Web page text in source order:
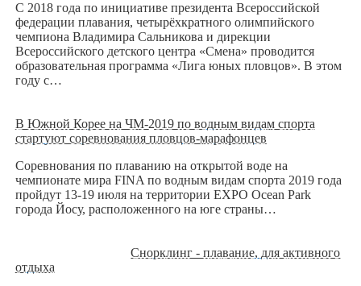
С 2018 года по инициативе президента Всероссийской
федерации плавания, четырёхкратного олимпийского
чемпиона Владимира Сальникова и дирекции
Всероссийского детского центра «Смена» проводится
образовательная программа «Лига юных пловцов». В этом
году с…
В Южной Корее на ЧМ-2019 по водным видам спорта
стартуют соревнования пловцов-марафонцев
Соревнования по плаванию на открытой воде на
чемпионате мира FINA по водным видам спорта 2019 года
пройдут 13-19 июля на территории EXPO Ocean Park
города Йосу, расположенного на юге страны…
Снорклинг - плавание, для активного
отдыха